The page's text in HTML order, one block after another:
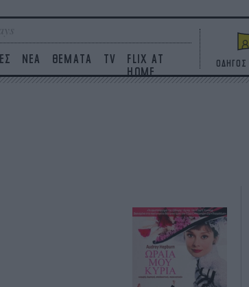
ΝΕΑ ΘΕΜΑΤΑ TV
FLIX AT
HOME
ΟΔΗΓΟΣ